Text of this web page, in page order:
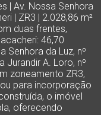
| Av. Nossa Senhora
| ZR3 | 2.028,86 m²
duas frentes,
46,70
Senhora da Luz, nº
Jurandir A. Loro, nº
zoneamento ZR3,
para incorporação
o imóvel
oferecendo